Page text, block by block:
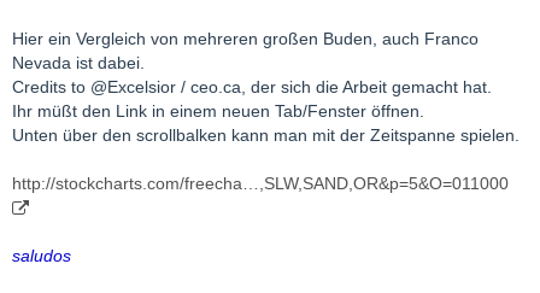
Hier ein Vergleich von mehreren großen Buden, auch Franco
Nevada ist dabei.
Credits to @Excelsior / ceo.ca, der sich die Arbeit gemacht hat.
Ihr müßt den Link in einem neuen Tab/Fenster öffnen.
Unten über den scrollbalken kann man mit der Zeitspanne spielen.
http://stockcharts.com/freecha…,SLW,SAND,OR&p=5&O=011000
saludos